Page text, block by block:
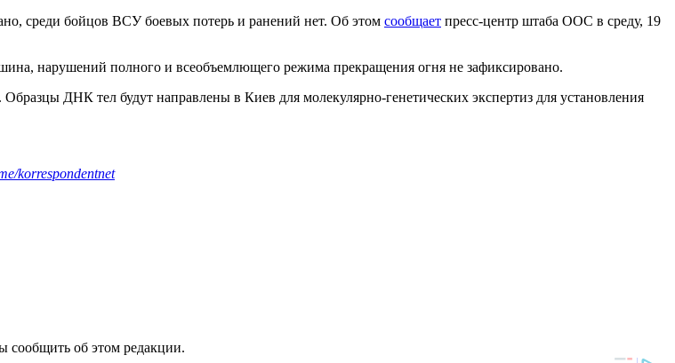
среди бойцов ВСУ боевых потерь и ранений нет. Об этом сообщает пресс-центр штаба ООС в среду, 19
нарушений полного и всеобъемлющего режима прекращения огня не зафиксировано.
Образцы ДНК тел будут направлены в Киев для молекулярно-генетических экспертиз для установления
korrespondentnet
сообщить об этом редакции.